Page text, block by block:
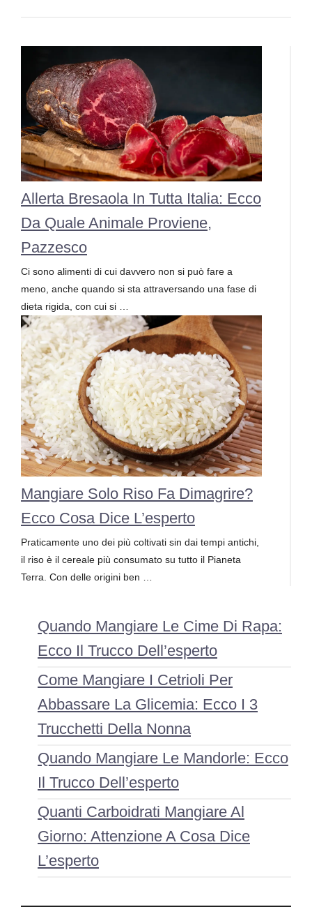
Allerta Bresaola In Tutta Italia: Ecco
Da Quale Animale Proviene,
Pazzesco
Ci sono alimenti di cui davvero non si può fare a
meno, anche quando si sta attraversando una fase di
dieta rigida, con cui si …
Mangiare Solo Riso Fa Dimagrire?
Ecco Cosa Dice L’esperto
Praticamente uno dei più coltivati sin dai tempi antichi,
il riso è il cereale più consumato su tutto il Pianeta
Terra. Con delle origini ben …
Quando Mangiare Le Cime Di Rapa:
Ecco Il Trucco Dell’esperto
Come Mangiare I Cetrioli Per
Abbassare La Glicemia: Ecco I 3
Trucchetti Della Nonna
Quando Mangiare Le Mandorle: Ecco
Il Trucco Dell’esperto
Quanti Carboidrati Mangiare Al
Giorno: Attenzione A Cosa Dice
L’esperto